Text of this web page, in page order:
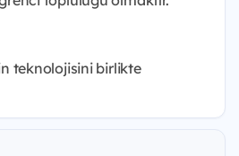
teknolojisini birlikte